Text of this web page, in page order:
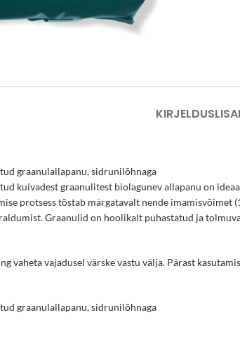
KIRJELDUS
graanulallapanu, sidrunilõhnaga
kuivadest graanulitest biolagunev allapanu on
protsess tõstab märgatavalt nende imamisvõimet
Graanulid on hoolikalt puhastatud ja
vaheta vajadusel värske vastu välja. Pärast
graanulallapanu, sidrunilõhnaga